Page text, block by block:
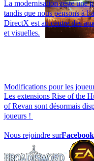
La modernisation reste une
tandis que nous pensons à
DirectX est au centre des
et visuelles.
Modifications pour les
Les extensions Rise of the
of Revan sont désormais
joueurs !
Nous rejoindre surFacebook